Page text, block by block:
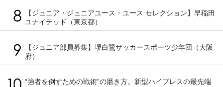
【ジュニア・ジュニアユース・ユース セレクション】早稲田
ユナイテッド（東京都）
【ジュニア部員募集】堺白鷺サッカースポーツ少年団（大阪
府）
“強者を倒すための戦術”の磨き方。新型ハイプレスの最先端